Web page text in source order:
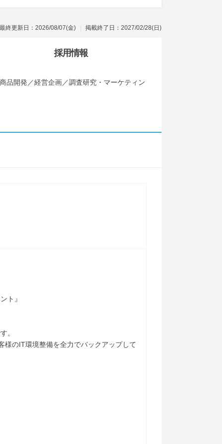
最終更新日：2026/08/07(金) 掲載終了日：2027/02/28(日)
採用情報
品開発／経営企画／調査研究・マーケティン
ト』
。
様のIT環境整備を全力でバックアップして